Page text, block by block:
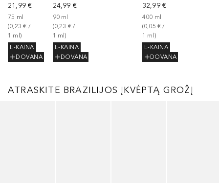
21,99 €
75 ml
(0,23 € /
1 ml )
E-KAINA
DOVANA
24,99 €
90 ml
(0,23 € /
1 ml)
E-KAINA
DOVANA
32,99 €
400 ml
(0,05 € /
1 ml )
E-KAINA
DOVANA
ATRASKITE BRAZILIJOS ĮKVĖPTĄ GROŽĮ